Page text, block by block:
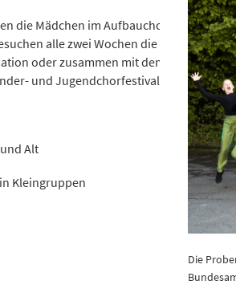
die Mädchen im Aufbauchor.
alle zwei Wochen die
oder zusammen mit dem Favoritchor
und Jugendchorfestival alle zwei
Alt
Kleingruppen
Die